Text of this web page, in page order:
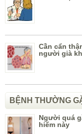
Cần cẩn
người già
BỆNH THƯỜNG
Người quá
hiểm này